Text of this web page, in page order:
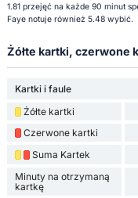
1.81 przejęć na każde 90 minut
Faye notuje również 5.48 wybić.
Żółte kartki, czerwone
Kartki i faule
Żółte kartki
Czerwone kartki
Suma Kartek
Minuty na otrzymaną
kartkę